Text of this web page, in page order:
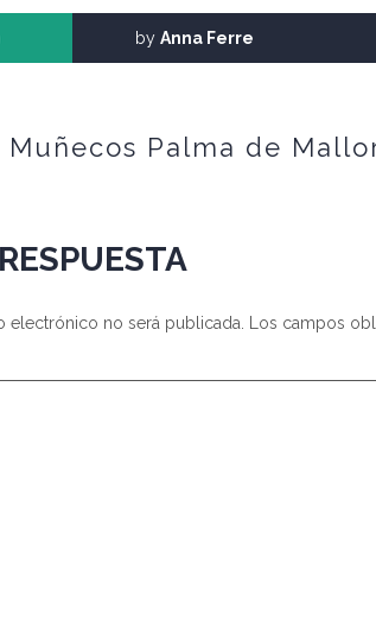
byAnna Ferre
Muñecos Palma de
no será publicada. Los campos